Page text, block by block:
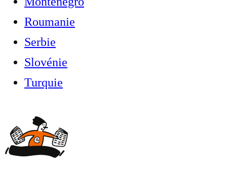
Roumanie
Serbie
Slovénie
Turquie